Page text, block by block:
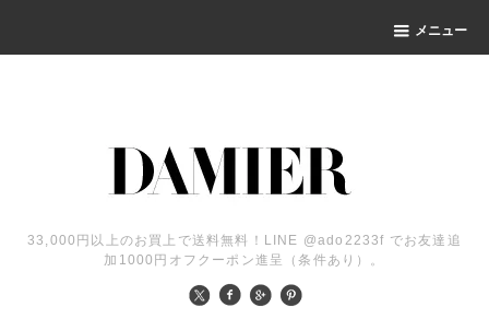
メニュー
33,000円以上のお買上で送料無料！LINE @ado2233f でお友達追
加1000円オフクーポン進呈（条件あり）。